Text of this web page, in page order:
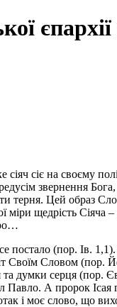
єпархії
сіяч сіє на своєму
звернення
терня. Цей образ
щедрість Сіяча –
постало (пор. Ів.
Своїм Словом
та думки серця
А пророк Ісая
і моє слово, що